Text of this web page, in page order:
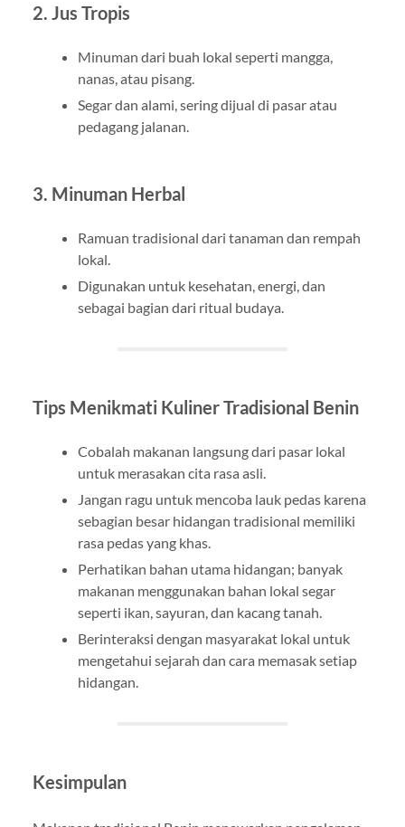
2. Jus Tropis
Minuman dari buah lokal seperti mangga,
nanas, atau pisang.
Segar dan alami, sering dijual di pasar atau
pedagang jalanan.
3. Minuman Herbal
Ramuan tradisional dari tanaman dan rempah
lokal.
Digunakan untuk kesehatan, energi, dan
sebagai bagian dari ritual budaya.
Tips Menikmati Kuliner Tradisional Benin
Cobalah makanan langsung dari pasar lokal
untuk merasakan cita rasa asli.
Jangan ragu untuk mencoba lauk pedas karena
sebagian besar hidangan tradisional memiliki
rasa pedas yang khas.
Perhatikan bahan utama hidangan; banyak
makanan menggunakan bahan lokal segar
seperti ikan, sayuran, dan kacang tanah.
Berinteraksi dengan masyarakat lokal untuk
mengetahui sejarah dan cara memasak setiap
hidangan.
Kesimpulan